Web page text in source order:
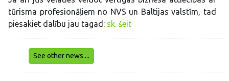
tūrisma profesionāļiem no NVS un Baltijas valstīm, tad
piesakiet dalību jau tagad: sk. šeit
See other news ...